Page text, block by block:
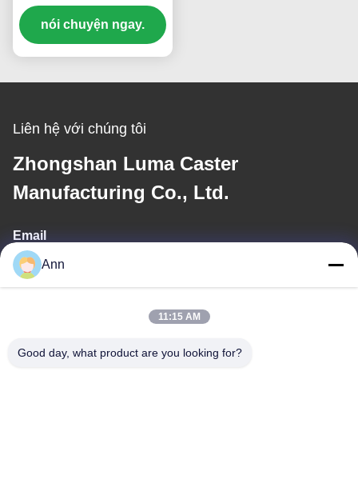
nặng Tải tải TPR cao su
lõi bánh xe single 4 "đói
phanh cứng xoay Dịch
sạn
nói chuyện ngay.
Liên hệ với chúng tôi
Zhongshan Luma Caster
Manufacturing Co., Ltd.
Email
ann@industrialwheelcasters.com
Địa chỉ
Ann
11:15 AM
Good day, what product are you looking for?